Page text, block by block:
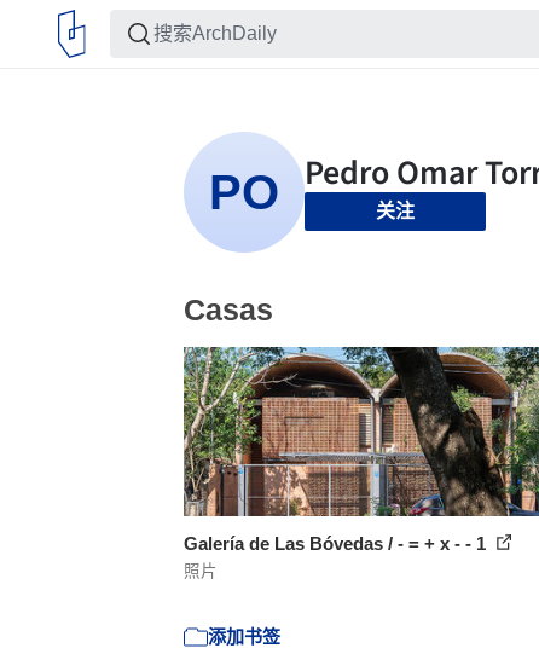
关注
Casas
Galería de Las Bóvedas / - = + x - - 1
照片
添加书签